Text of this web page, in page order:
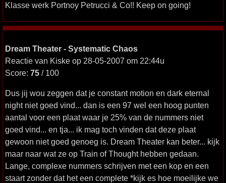
Klasse werk Portnoy Petrucci & Co!! Keep on going!
Dream Theater - Systematic Chaos
Reactie van Kiske op 28-05-2007 om 22:44u
Score: 75 / 100
Dus jij wou zeggen dat je constant motion en dark eternal
night niet goed vind... dan is een 97 wel een hoog punten
aantal voor een plaat waar je 25% van de nummers niet
goed vind... en tja... ik mag toch vinden dat deze plaat
gewoon niet goed genoeg is. Dream Theater kan beter... kijk
maar naar wat ze op Train of Thought hebben gedaan.
Lange, complexe nummers schrijven met een kop en een
staart zonder dat het een complete *kijk es hoe moeilijke we